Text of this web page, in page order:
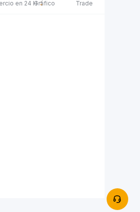
en 24 HGráfico Trade